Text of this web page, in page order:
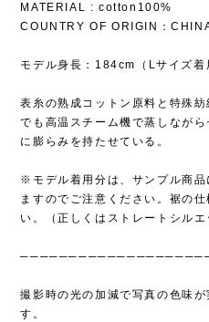
MATERIAL : cotton100%
COUNTRY OF ORIGIN：
モデル身長：184cm（Lサイズ着
表糸の熟成コットン原料と特殊
でも高温スチーム機で蒸しなが
に膨らみを持たせている。
※モデル着用分は、サンプル商品
ますのでご注意ください。裾の
い。（正しくはストレートシルエ
撮影時の光の加減で写真の色味
す。